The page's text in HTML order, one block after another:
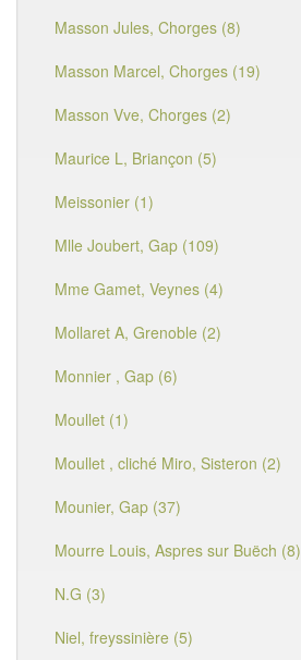
Masson Jules, Chorges (8)
Masson Marcel, Chorges (19)
Masson Vve, Chorges (2)
Maurice L, Briançon (5)
Meissonier (1)
Mlle Joubert, Gap (109)
Mme Gamet, Veynes (4)
Mollaret A, Grenoble (2)
Monnier , Gap (6)
Moullet (1)
Moullet , cliché Miro, Sisteron (2)
Mounier, Gap (37)
Mourre Louis, Aspres sur Buëch (8)
N.G (3)
Niel, freyssinière (5)